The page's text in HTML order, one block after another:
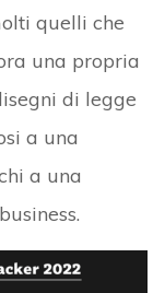
quelli che
una propria
di legge
a una
a una